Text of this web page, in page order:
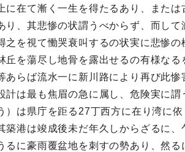
に在て漸く一生を得たるあり、また
り、其悲惨の状謂うべからず、而し
之を視て慟哭衰叫するの状実に悲惨
丘を蕩尽し地骨を露出せるの有様な
あらば流水一に新川路により再び此
計は最も焦眉の急に属し、危険実に
は県庁を距る27丁西方に在り湾に
築港は竣成後未だ年久しからざるに
るに豪雨覆盆地を刺すの勢あり、然